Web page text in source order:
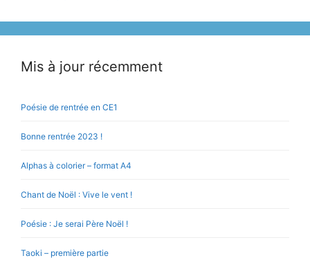
Mis à jour récemment
Poésie de rentrée en CE1
Bonne rentrée 2023 !
Alphas à colorier – format A4
Chant de Noël : Vive le vent !
Poésie : Je serai Père Noël !
Taoki – première partie